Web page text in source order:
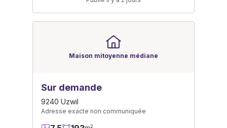
Maison mitoyenne médiane
Sur demande
9240 Uzwil
Adresse exacte non communiquée
2